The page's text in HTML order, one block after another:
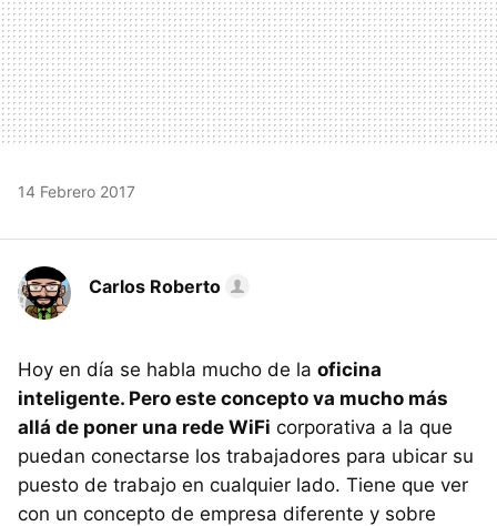
14 Febrero 2017
Carlos Roberto
Hoy en día se habla mucho de la oficina
inteligente. Pero este concepto va mucho más
allá de poner una rede WiFi corporativa a la que
puedan conectarse los trabajadores para ubicar su
puesto de trabajo en cualquier lado. Tiene que ver
con un concepto de empresa diferente y sobre